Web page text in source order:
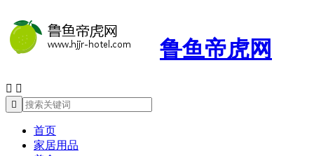
鲁鱼帝虎网
 

首页
家居用品